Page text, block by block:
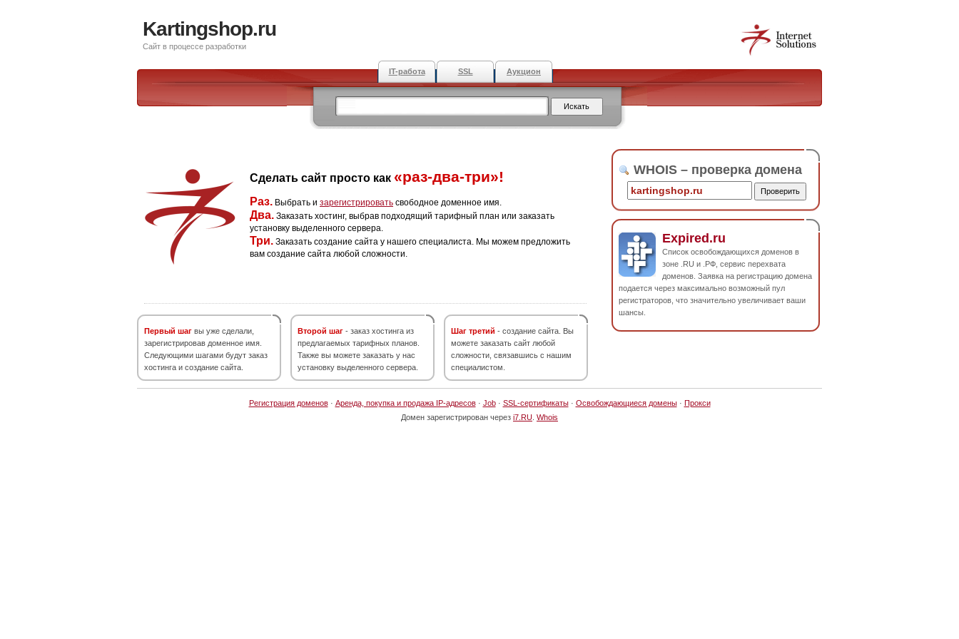
Kartingshop.ru
Сайт в процессе разработки
IT-работа SSL Аукцион
Сделать сайт просто как «раз-два-три»!
Раз. Выбрать и зарегистрировать свободное доменное имя.
Два. Заказать хостинг, выбрав подходящий тарифный план или заказать
установку выделенного сервера.
Три. Заказать создание сайта у нашего специалиста. Мы можем предложить
вам создание сайта любой сложности.
Первый шаг вы уже сделали,
зарегистрировав доменное имя.
Следующими шагами будут заказ
хостинга и создание сайта.
Второй шаг - заказ хостинга из
предлагаемых тарифных планов.
Также вы можете заказать у нас
установку выделенного сервера.
Шаг третий - создание сайта. Вы
можете заказать сайт любой
сложности, связавшись с нашим
специалистом.
WHOIS – проверка домена
Expired.ru
Список освобождающихся доменов в
зоне .RU и .РФ, сервис перехвата
доменов. Заявка на регистрацию домена
подается через максимально возможный пул
регистраторов, что значительно увеличивает ваши
шансы.
Регистрация доменов· Аренда, покупка и продажа IP-адресов· Job· SSL-сертификаты· Освобождающиеся домены· Прокси
Домен зарегистрирован через i7.RU Whois